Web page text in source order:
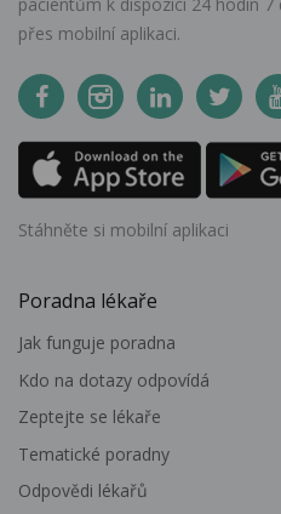
přes mobilní aplikaci.
Stáhněte si mobilní aplikaci
Poradna lékaře
Jak funguje poradna
Kdo na dotazy odpovídá
Zeptejte se lékaře
Tematické poradny
Odpovědi lékařů